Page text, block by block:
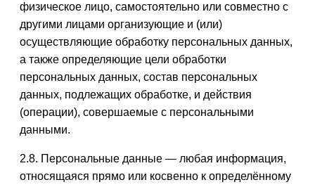
физическое лицо, самостоятельно или совместно с
другими лицами организующие и (или)
осуществляющие обработку персональных данных,
а также определяющие цели обработки
персональных данных, состав персональных
данных, подлежащих обработке, и действия
(операции), совершаемые с персональными
данными.
2.8. Персональные данные — любая информация,
относящаяся прямо или косвенно к определённому